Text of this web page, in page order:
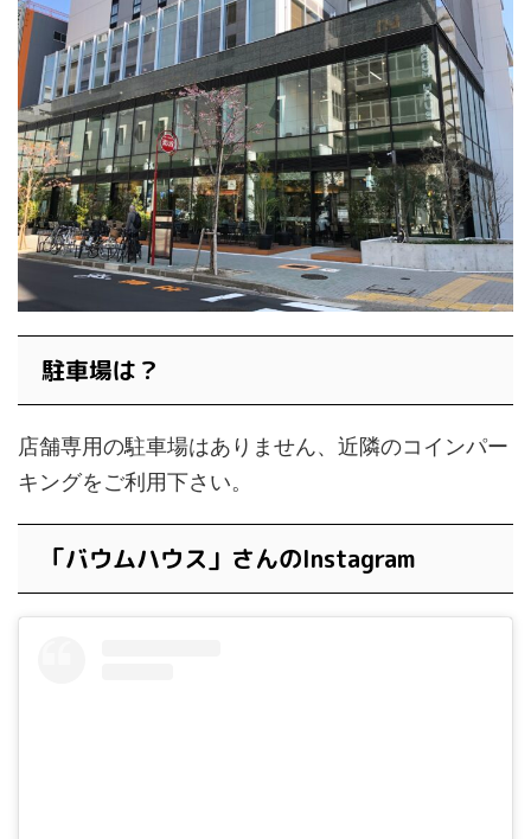
駐車場は？
店舗専用の駐車場はありません、近隣のコインパー
キングをご利用下さい。
「バウムハウス」さんのInstagram